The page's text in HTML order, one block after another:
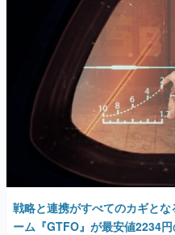
戦略と連携がすべてのカギと
ーム『GTFO』が最安値2234